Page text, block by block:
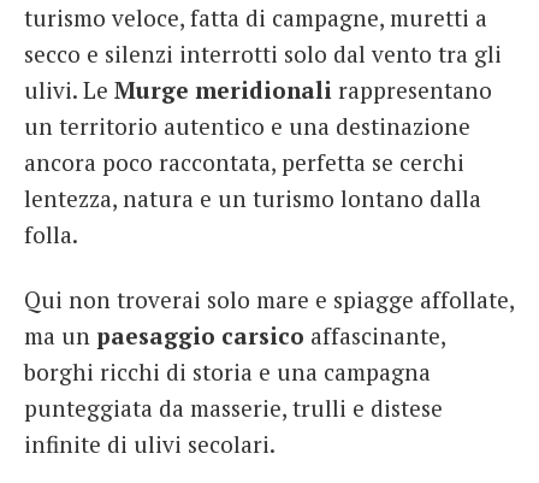
turismo veloce, fatta di campagne, muretti a
secco e silenzi interrotti solo dal vento tra gli
ulivi. Le Murge meridionali rappresentano
un territorio autentico e una destinazione
ancora poco raccontata, perfetta se cerchi
lentezza, natura e un turismo lontano dalla
folla.
Qui non troverai solo mare e spiagge affollate,
ma un paesaggio carsico affascinante,
borghi ricchi di storia e una campagna
punteggiata da masserie, trulli e distese
infinite di ulivi secolari.